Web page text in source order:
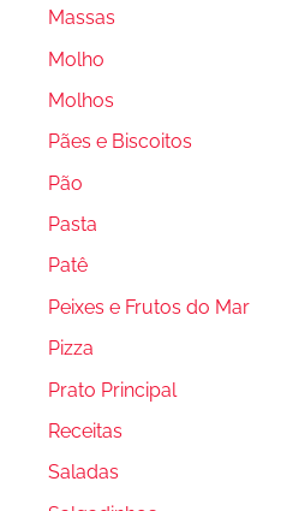
Massas
Molho
Molhos
Pães e Biscoitos
Pão
Pasta
Patê
Peixes e Frutos do Mar
Pizza
Prato Principal
Receitas
Saladas